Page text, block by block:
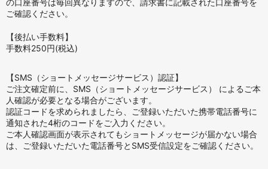
の口座番号は毎回異なりますので、請求書に記載された口座番号を
ご確認ください。
【後払い手数料】
手数料250円(税込)
【SMS（ショートメッセージサービス）認証】
ご注文確定前に、SMS（ショートメッセージサービス） によるご本
人確認が必要となる場合がございます。
認証コードを求められましたら、ご登録いただいた携帯電話番号に
通知された4桁のコードをご入力ください。
ご本人確認画面が表示されてもショートメッセージが届かない場合
は、ご登録いただいた電話番号とSMS受信設定をご確認ください。